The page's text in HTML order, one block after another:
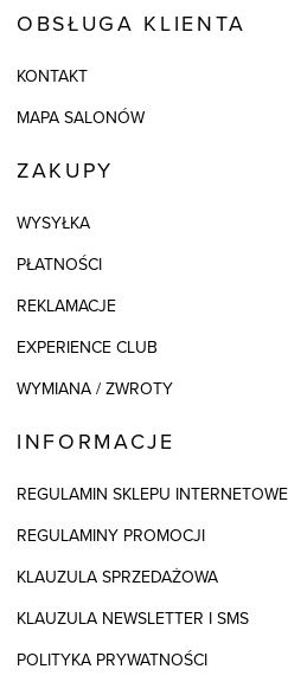
OBSŁUGA KLIENTA
KONTAKT
MAPA SALONÓW
ZAKUPY
WYSYŁKA
PŁATNOŚCI
REKLAMACJE
EXPERIENCE CLUB
WYMIANA / ZWROTY
INFORMACJE
REGULAMIN SKLEPU
REGULAMINY PROMOCJI
KLAUZULA SPRZEDAŻOWA
KLAUZULA NEWSLETTER I SMS
POLITYKA PRYWATNOŚCI